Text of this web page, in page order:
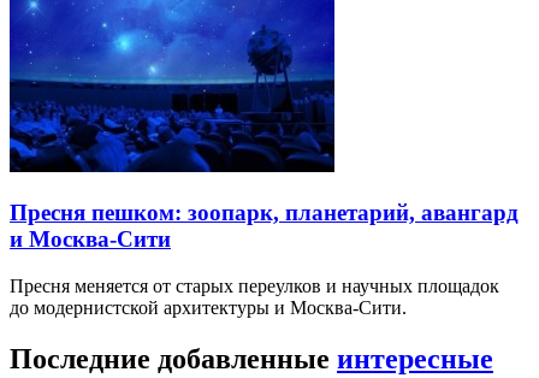
Пресня пешком: зоопарк, планетарий, авангард
и Москва-Сити
Пресня меняется от старых переулков и научных площадок
до модернистской архитектуры и Москва-Сити.
Последние добавленные интересные